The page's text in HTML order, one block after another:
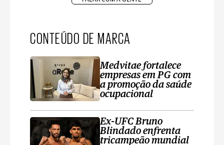
CONTEÚDO DE MARCA
Medvitae fortalece
empresas em PG com
a promoção da saúde
ocupacional
Ex-UFC Bruno
Blindado enfrenta
tricampeão mundial